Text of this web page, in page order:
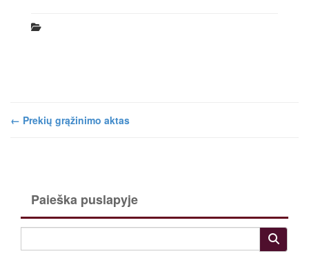
← Prekių grąžinimo aktas
Paieška puslapyje